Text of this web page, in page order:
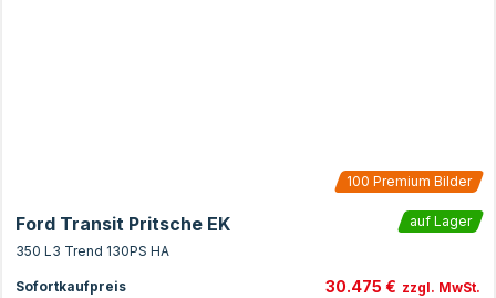
100 Premium Bilder
Ford Transit Pritsche EK
auf Lager
350 L3 Trend 130PS HA
Sofortkaufpreis 30.475 € zzgl. MwSt.